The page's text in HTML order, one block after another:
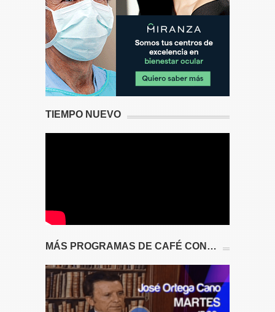
TIEMPO NUEVO
MÁS PROGRAMAS DE CAFÉ CON…